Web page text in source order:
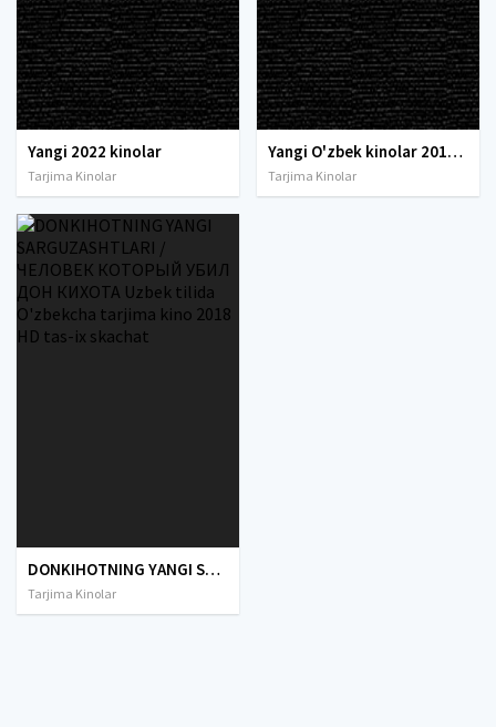
Yangi 2022 kinolar
Tarjima Kinolar
Yangi O'zbek kinolar 2010-2011-2012-2013-2014-2015-2016-2017-2018-2019-2020-2021-2022-2023-2024-2025 O'zbek tilida Uzbek tarjima Full HD
Tarjima Kinolar
DONKIHOTNING YANGI SARGUZASHTLARI / ЧЕЛОВЕК КОТОРЫЙ УБИЛ ДОН КИХОТА Uzbek tilida O'zbekcha tarjima kino 2018 HD tas-ix skachat
Tarjima Kinolar